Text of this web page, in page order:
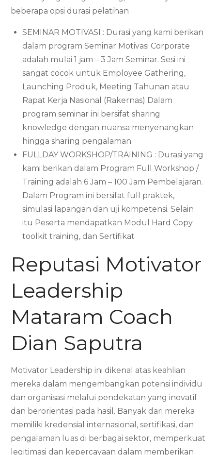
beberapa opsi durasi pelatihan
SEMINAR MOTIVASI : Durasi yang kami berikan
dalam program Seminar Motivasi Corporate
adalah mulai 1 jam – 3 Jam Seminar. Sesi ini
sangat cocok untuk Employee Gathering,
Launching Produk, Meeting Tahunan atau
Rapat Kerja Nasional (Rakernas) Dalam
program seminar ini bersifat sharing
knowledge dengan nuansa menyenangkan
hingga sharing pengalaman.
FULLDAY WORKSHOP/TRAINING : Durasi yang
kami berikan dalam Program Full Workshop /
Training adalah 6 Jam – 100 Jam Pembelajaran.
Dalam Program ini bersifat full praktek,
simulasi lapangan dan uji kompetensi. Selain
itu Peserta mendapatkan Modul Hard Copy.
toolkit training, dan Sertifikat
Reputasi Motivator
Leadership
Mataram Coach
Dian Saputra
Motivator Leadership ini dikenal atas keahlian
mereka dalam mengembangkan potensi individu
dan organisasi melalui pendekatan yang inovatif
dan berorientasi pada hasil. Banyak dari mereka
memiliki kredensial internasional, sertifikasi, dan
pengalaman luas di berbagai sektor, memperkuat
legitimasi dan kepercayaan dalam memberikan